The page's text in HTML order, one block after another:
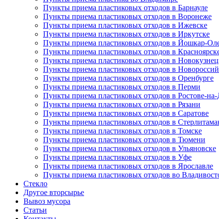
Пункты приема пластиковых отходов в Барнауле
Пункты приема пластиковых отходов в Воронеже
Пункты приема пластиковых отходов в Ижевске
Пункты приема пластиковых отходов в Иркутске
Пункты приема пластиковых отходов в Йошкар-
Пункты приема пластиковых отходов в
Пункты приема пластиковых отходов в
Пункты приема пластиковых отходов в
Пункты приема пластиковых отходов в Оренбурге
Пункты приема пластиковых отходов в Перми
Пункты приема пластиковых отходов в Ростове-
Пункты приема пластиковых отходов в Рязани
Пункты приема пластиковых отходов в Саратове
Пункты приема пластиковых отходов в
Пункты приема пластиковых отходов в Томске
Пункты приема пластиковых отходов в Тюмени
Пункты приема пластиковых отходов в Ульяновске
Пункты приема пластиковых отходов в Уфе
Пункты приема пластиковых отходов в Ярославле
Пункты приема пластиковых отходов во
Стекло
Другое вторсырье
Вывоз мусора
Статьи